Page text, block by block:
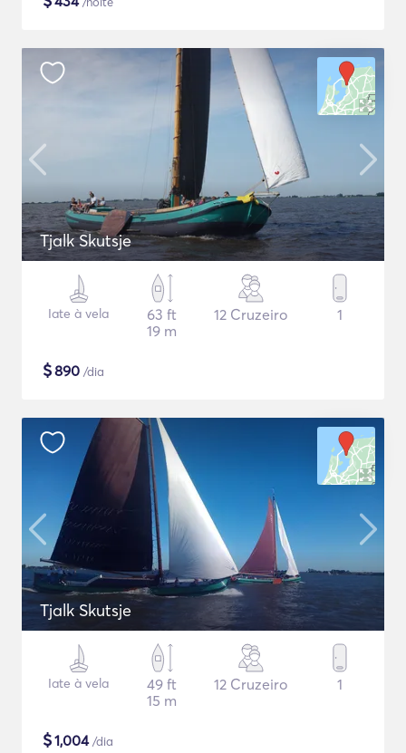
Tjalk Skutsje
Iate à vela
63 ft
19 m
12 Cruzeiro 1
$890 /dia
Tjalk Skutsje
Iate à vela
49 ft
15 m
12 Cruzeiro 1
$1,004/dia